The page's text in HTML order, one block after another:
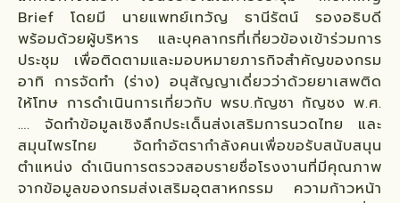
Brief โดยมี นายแพทย์เทวัญ ธานีรัตน์ รองอธิบดี
พร้อมด้วยผู้บริหาร และบุคลากรที่เกี่ยวข้องเข้าร่วมการ
ประชุม เพื่อติดตามและมอบหมายภารกิจสำคัญของกรม
อาทิ การจัดทำ (ร่าง) อนุสัญญาเดี่ยวว่าด้วยยาเสพติด
ให้โทษ การดำเนินการเกี่ยวกับ พรบ.กัญชา กัญชง พ.ศ.
…. จัดทำข้อมูลเชิงลึกประเด็นส่งเสริมการนวดไทย และ
สมุนไพรไทย จัดทำอัตรากำลังคนเพื่อขอรับสนับสนุน
ตำแหน่ง ดำเนินการตรวจสอบรายชื่อโรงงานที่มีคุณภาพ
จากข้อมูลของกรมส่งเสริมอุตสาหกรรม ความก้าวหน้า